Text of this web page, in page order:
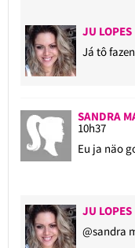
JU LOPES
Já tô
SANDRA
10h37
Eu ja näo
JU
@sandra